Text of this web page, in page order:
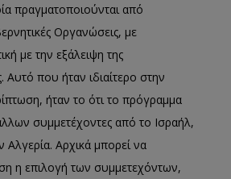
πραγματοποιούνται από
Οργανώσεις, με
με την εξάλειψη της
Αυτό που ήταν ιδιαίτερο στην
ήταν το ότι το πρόγραμμα
συμμετέχοντες από το Ισραήλ,
Αλγερία. Αρχικά μπορεί να
η επιλογή των συμμετεχόντων,